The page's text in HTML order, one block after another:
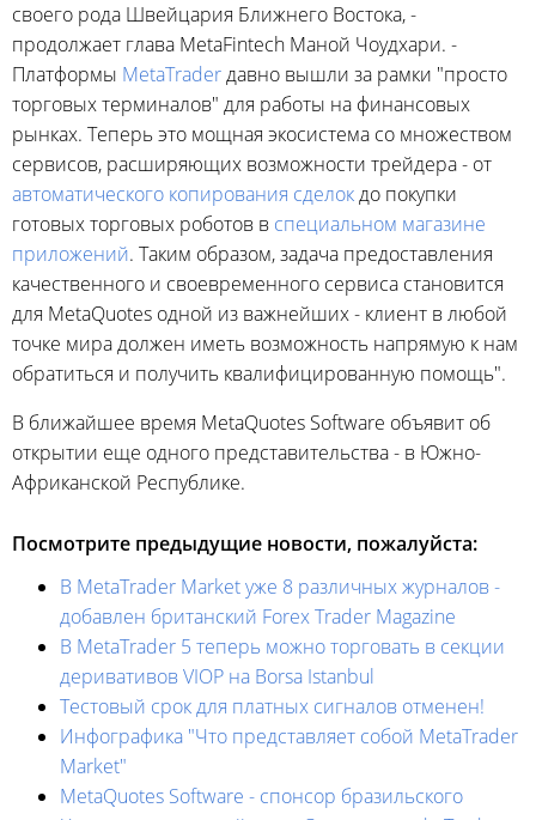
своего рода Швейцария Ближнего Востока, -
продолжает глава MetaFintech Маной Чоудхари. -
Платформы MetaTraderдавно вышли за рамки "просто
торговых терминалов" для работы на финансовых
рынках. Теперь это мощная экосистема со множеством
сервисов, расширяющих возможности трейдера - от
автоматического копирования сделокдо покупки
готовых торговых роботов в специальном магазине
приложений. Таким образом, задача предоставления
качественного и своевременного сервиса становится
для MetaQuotes одной из важнейших - клиент в любой
точке мира должен иметь возможность напрямую к нам
обратиться и получить квалифицированную помощь".
В ближайшее время MetaQuotes Software объявит об
открытии еще одного представительства - в Южно-
Африканской Республике.
Посмотрите предыдущие новости, пожалуйста:
В MetaTrader Market уже 8 различных журналов -
добавлен британский Forex Trader Magazine
В MetaTrader 5 теперь можно торговать в секции
деривативов VIOP на Borsa Istanbul
Тестовый срок для платных сигналов отменен!
Инфографика "Что представляет собой MetaTrader
Market"
MetaQuotes Software - спонсор бразильского